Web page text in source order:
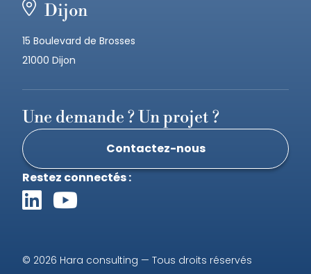
Dijon
15 Boulevard de Brosses
21000 Dijon
Restez connectés :
Une demande ? Un projet ?
Contactez-nous
© 2026 Hara consulting — Tous droits réservés